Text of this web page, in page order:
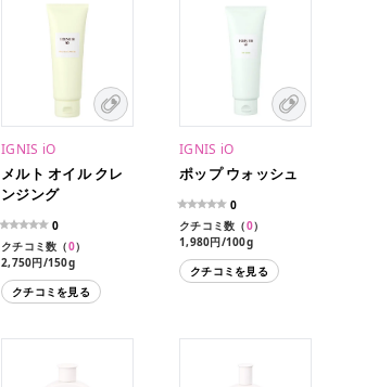
IGNIS iO
メルト オイル クレ
ンジング
0
クチコミ数（0）
2,750円/150g
クチコミを見る
IGNIS iO
ポップ ウォッシュ
0
クチコミ数（0）
1,980円/100g
クチコミを見る